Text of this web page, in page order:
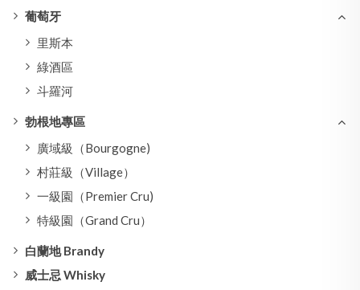
葡萄牙
里斯本
綠酒區
斗羅河
勃根地專區
廣域級（Bourgogne)
村莊級（Village）
一級園（Premier Cru)
特級園（Grand Cru）
白蘭地 Brandy
威士忌 Whisky